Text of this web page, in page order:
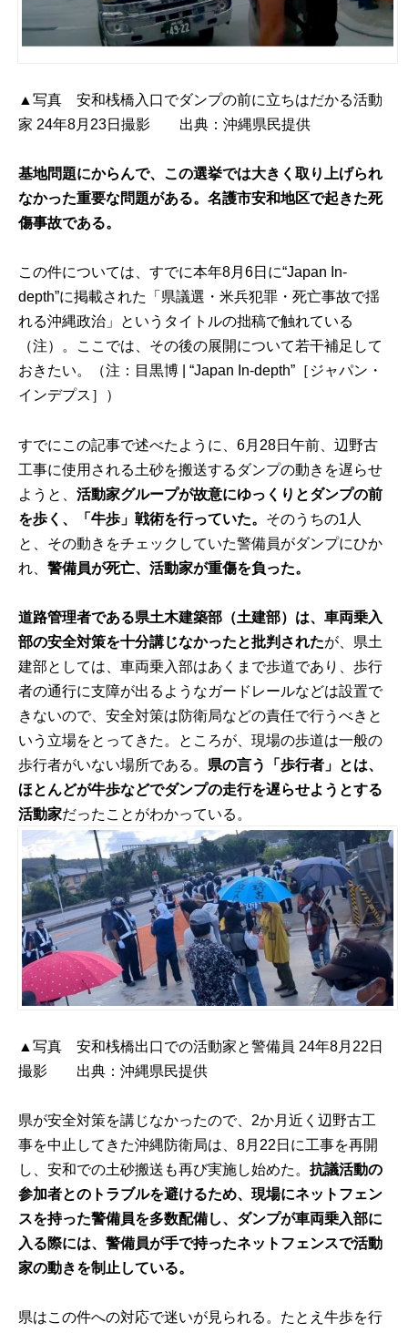
▲写真 安和桟橋入口でダンプの前に立ちはだかる活動
家 24年8月23日撮影 出典：沖縄県民提供
基地問題にからんで、この選挙では大きく取り上げられ
なかった重要な問題がある。名護市安和地区で起きた死
傷事故である。
この件については、すでに本年8月6日に“Japan In-
depth”に掲載された「県議選・米兵犯罪・死亡事故で揺
れる沖縄政治」というタイトルの拙稿で触れている
（注）。ここでは、その後の展開について若干補足して
おきたい。（注： 目黒博 | “Japan In-depth”［ジャパン・
インデプス］
）
すでにこの記事で述べたように、6月28日午前、辺野古
工事に使用される土砂を搬送するダンプの動きを遅らせ
ようと、活動家グループが故意にゆっくりとダンプの前
を歩く、「牛歩」戦術を行っていた。 そのうちの1人
と、その動きをチェックしていた警備員がダンプにひか
れ、警備員が死亡、活動家が重傷を負った。
道路管理者である県土木建築部（土建部）は、車両乗入
部の安全対策を十分講じなかったと批判されたが、県土
建部としては、車両乗入部はあくまで歩道であり、歩行
者の通行に支障が出るようなガードレールなどは設置で
きないので、安全対策は防衛局などの責任で行うべきと
いう立場をとってきた。ところが、現場の歩道は一般の
歩行者がいない場所である。 県の言う「歩行者」とは、
ほとんどが牛歩などでダンプの走行を遅らせようとする
活動家だったことがわかっている。
▲写真 安和桟橋出口での活動家と警備員 24年8月22日
撮影 出典：沖縄県民提供
県が安全対策を講じなかったので、2か月近く辺野古工
事を中止してきた沖縄防衛局は、8月22日に工事を再開
し、安和での土砂搬送も再び実施し始めた。抗議活動の
参加者とのトラブルを避けるため、現場にネットフェン
スを持った警備員を多数配備し、ダンプが車両乗入部に
入る際には、警備員が手で持ったネットフェンスで活動
家の動きを制止している。
県はこの件への対応で迷いが見られる。たとえ牛歩を行